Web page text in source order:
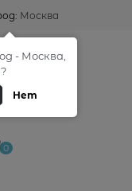
Москва
0
0
- Москва,
Нет